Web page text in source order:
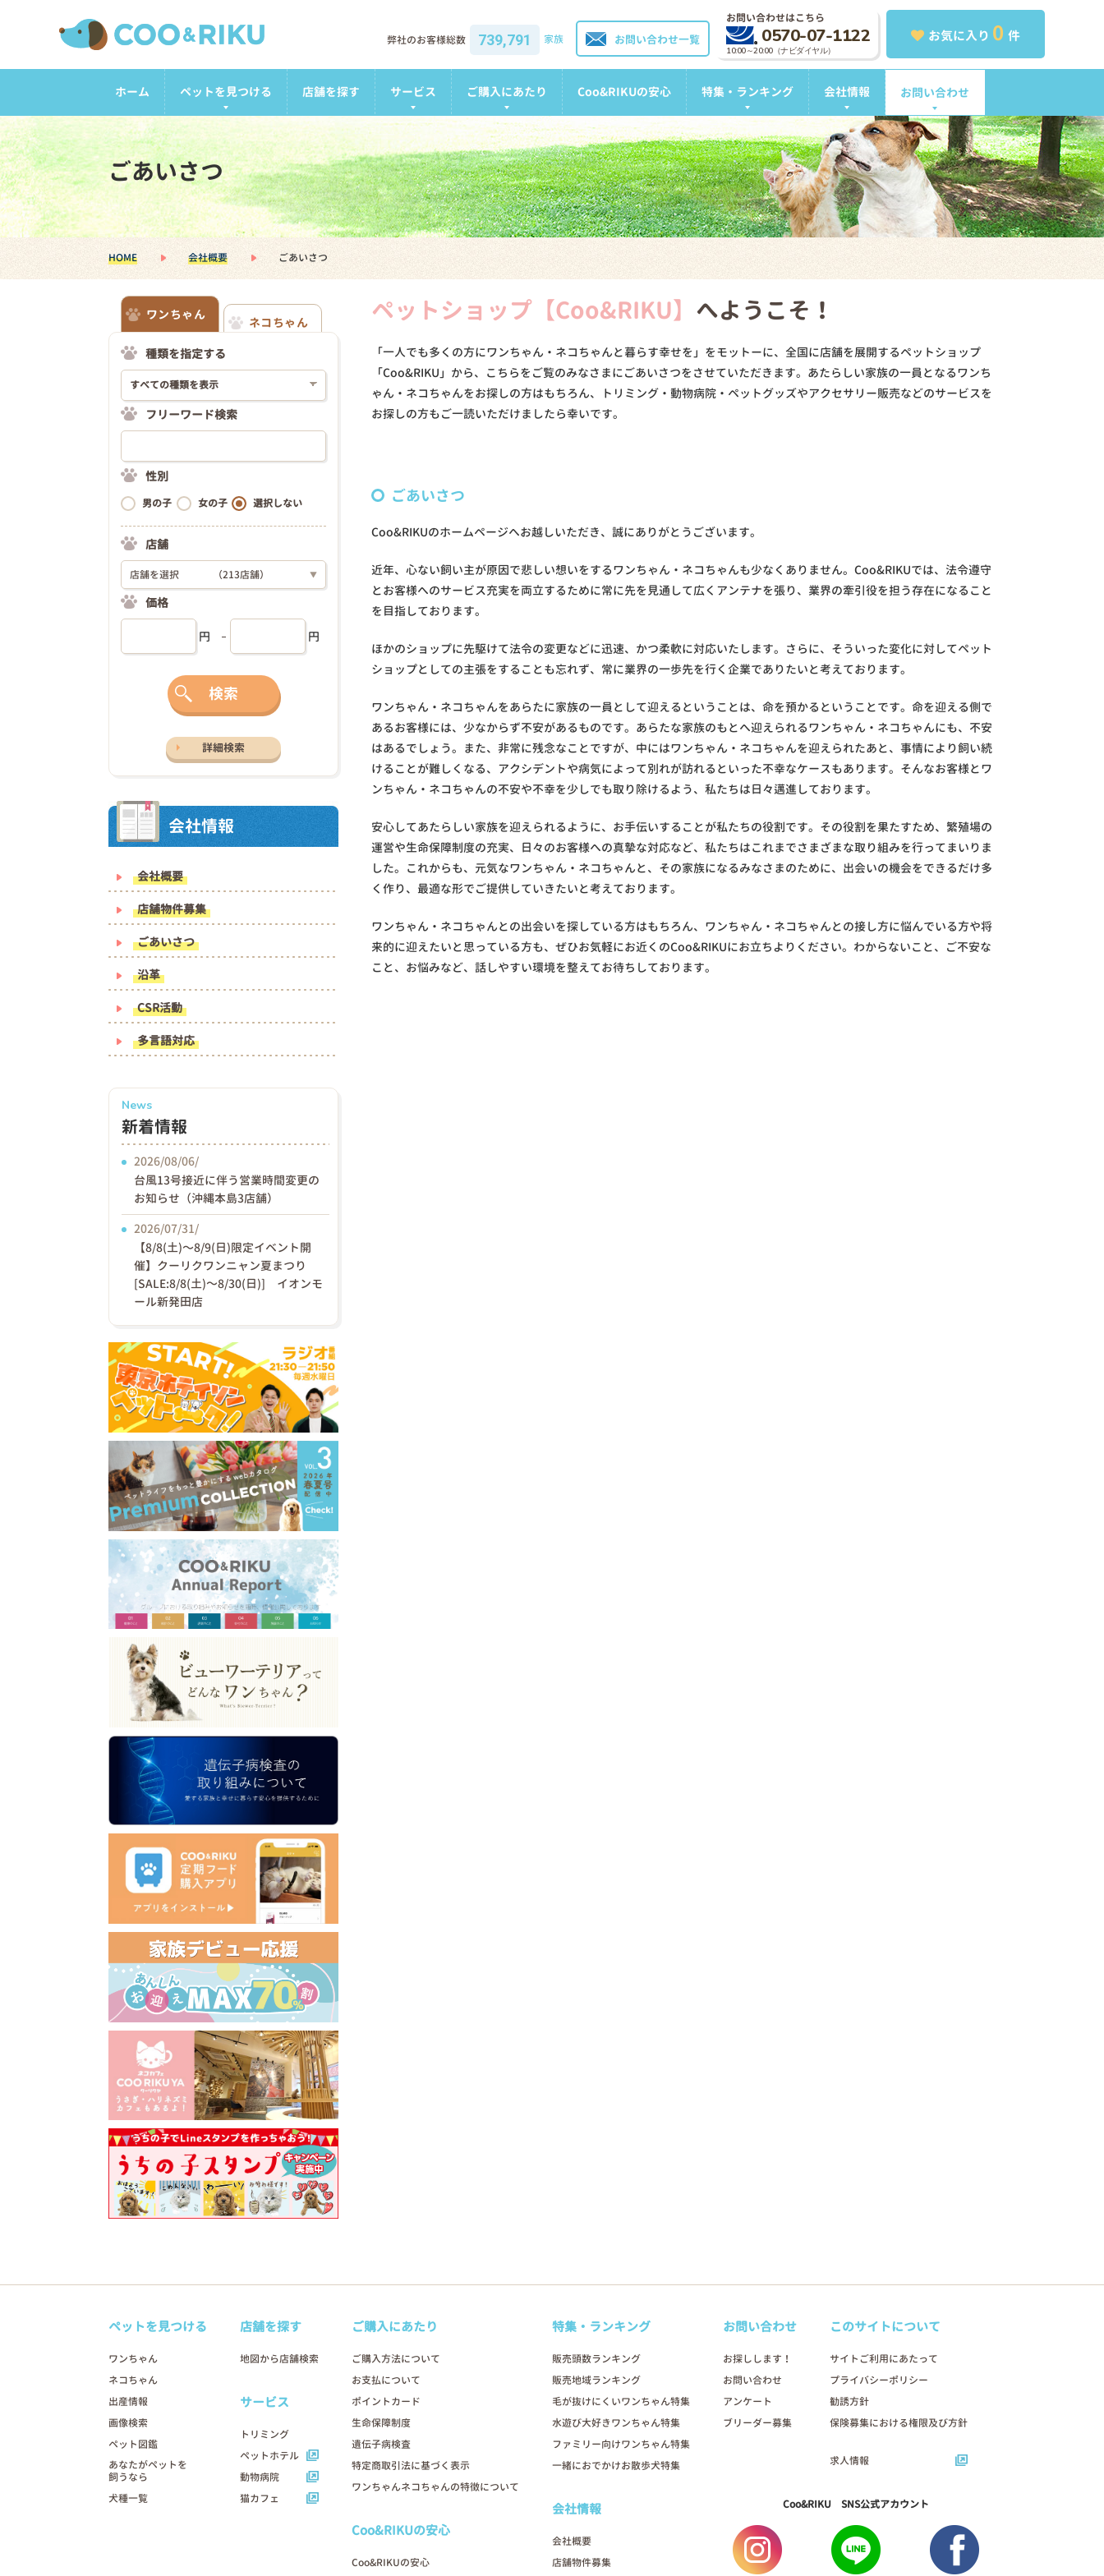
お気に入り 0 件
お問い合わせはこちら
0570-07-1122
10:00～20:00（ナビダイヤル）
お問い合わせ一覧
弊社のお客様総数 739,791 家族
ホーム ペットを見つける 店舗を探す サービス ご購入にあたり Coo&RIKUの安心 特集・ランキング 会社情報 お問い合わせ
ごあいさつ
HOME 会社概要 ごあいさつ
ペットショップ【Coo&RIKU】 へようこそ！
「一人でも多くの方にワンちゃん・ネコちゃんと暮らす幸せを」をモットーに、全国に店舗を展開するペットショップ
「Coo&RIKU」から、こちらをご覧のみなさまにごあいさつをさせていただきます。あたらしい家族の一員となるワンち
ゃん・ネコちゃんをお探しの方はもちろん、トリミング・動物病院・ペットグッズやアクセサリー販売などのサービスを
お探しの方もご一読いただけましたら幸いです。
ごあいさつ
Coo&RIKUのホームページへお越しいただき、誠にありがとうございます。
近年、心ない飼い主が原因で悲しい想いをするワンちゃん・ネコちゃんも少なくありません。Coo&RIKUでは、法令遵守
とお客様へのサービス充実を両立するために常に先を見通して広くアンテナを張り、業界の牽引役を担う存在になること
を目指しております。
ほかのショップに先駆けて法令の変更などに迅速、かつ柔軟に対応いたします。さらに、そういった変化に対してペット
ショップとしての主張をすることも忘れず、常に業界の一歩先を行く企業でありたいと考えております。
ワンちゃん・ネコちゃんをあらたに家族の一員として迎えるということは、命を預かるということです。命を迎える側で
あるお客様には、少なからず不安があるものです。あらたな家族のもとへ迎えられるワンちゃん・ネコちゃんにも、不安
はあるでしょう。また、非常に残念なことですが、中にはワンちゃん・ネコちゃんを迎えられたあと、事情により飼い続
けることが難しくなる、アクシデントや病気によって別れが訪れるといった不幸なケースもあります。そんなお客様とワ
ンちゃん・ネコちゃんの不安や不幸を少しでも取り除けるよう、私たちは日々邁進しております。
安心してあたらしい家族を迎えられるように、お手伝いすることが私たちの役割です。その役割を果たすため、繁殖場の
運営や生命保障制度の充実、日々のお客様への真摯な対応など、私たちはこれまでさまざまな取り組みを行ってまいりま
した。これからも、元気なワンちゃん・ネコちゃんと、その家族になるみなさまのために、出会いの機会をできるだけ多
く作り、最適な形でご提供していきたいと考えております。
ワンちゃん・ネコちゃんとの出会いを探している方はもちろん、ワンちゃん・ネコちゃんとの接し方に悩んでいる方や将
来的に迎えたいと思っている方も、ぜひお気軽にお近くのCoo&RIKUにお立ちよりください。わからないこと、ご不安な
こと、お悩みなど、話しやすい環境を整えてお待ちしております。
ワンちゃん
ネコちゃん
種類を指定する
フリーワード検索
性別
男の子 女の子 選択しない
店舗
店舗を選択 （213店舗） ▼
価格
円 円
検索
詳細検索
会社情報
会社概要
店舗物件募集
ごあいさつ
沿革
CSR活動
多言語対応
News
新着情報
2026/08/06/
台風13号接近に伴う営業時間変更の
お知らせ（沖縄本島3店舗）
2026/07/31/
【8/8(土)〜8/9(日)限定イベント開
催】クーリクワンニャン夏まつり
[SALE:8/8(土)～8/30(日)] イオンモ
ール新発田店
ペットを見つける
ワンちゃん
ネコちゃん
出産情報
画像検索
ペット図鑑
あなたがペットを
飼うなら
犬種一覧
店舗を探す
地図から店舗検索
サービス
トリミング
ペットホテル
動物病院
猫カフェ
ご購入にあたり
ご購入方法について
お支払について
ポイントカード
生命保障制度
遺伝子病検査
特定商取引法に基づく表示
ワンちゃんネコちゃんの特徴について
Coo&RIKUの安心
Coo&RIKUの安心
特集・ランキング
販売頭数ランキング
販売地域ランキング
毛が抜けにくいワンちゃん特集
水遊び大好きワンちゃん特集
ファミリー向けワンちゃん特集
一緒におでかけお散歩犬特集
会社情報
会社概要
店舗物件募集
お問い合わせ
お探しします！
お問い合わせ
アンケート
ブリーダー募集
このサイトについて
サイトご利用にあたって
プライバシーポリシー
勧誘方針
保険募集における権限及び方針
求人情報
Coo&RIKU SNS公式アカウント